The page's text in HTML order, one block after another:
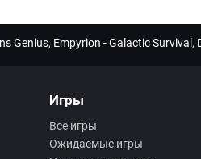
Genius, Empyrion - Galactic Survival ,
Игры
Все игры
Ожидаемые игры